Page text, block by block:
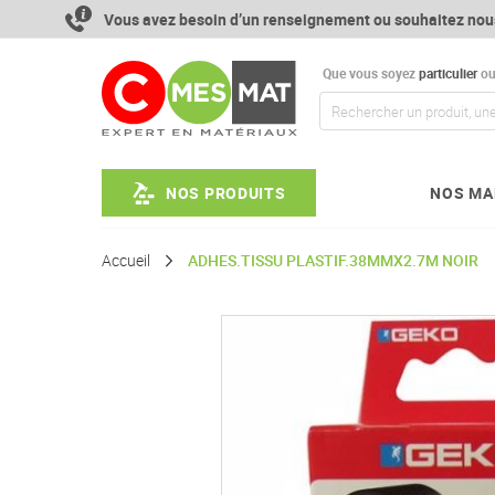
contenu
Vous avez besoin d’un renseignement ou souhaitez
Que vous soyezparticulierou
NOS PRODUITS NOS
Accueil ADHES.TISSU PLASTIF.38MMX2.7M NOIR